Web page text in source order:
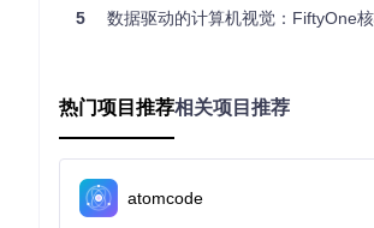
dataset = fo.load_dataset(
# 高级用法：增量更新元数据
dataset.compute_metadata(overwrite=
5 数据驱动的计算机视觉：FiftyOne
热门项目推荐相关项目推荐
atomcode